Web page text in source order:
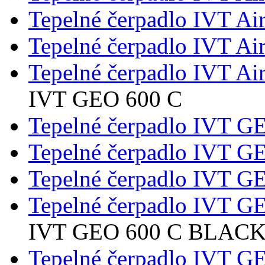
Tepelné čerpadlo IVT
Tepelné čerpadlo IVT
Tepelné čerpadlo IVT
IVT GEO 600 C
Tepelné čerpadlo IVT
Tepelné čerpadlo IVT
Tepelné čerpadlo IVT
Tepelné čerpadlo IVT
IVT GEO 600 C
Tepelné čerpadlo IVT